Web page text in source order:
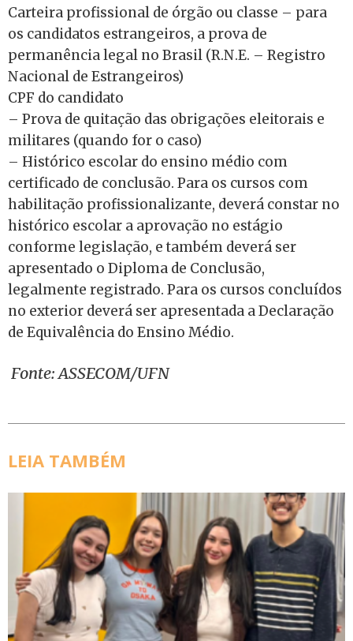
Carteira profissional de órgão ou classe – para
os candidatos estrangeiros, a prova de
permanência legal no Brasil (R.N.E. – Registro
Nacional de Estrangeiros)
CPF do candidato
– Prova de quitação das obrigações eleitorais e
militares (quando for o caso)
– Histórico escolar do ensino médio com
certificado de conclusão. Para os cursos com
habilitação profissionalizante, deverá constar no
histórico escolar a aprovação no estágio
conforme legislação, e também deverá ser
apresentado o Diploma de Conclusão,
legalmente registrado. Para os cursos concluídos
no exterior deverá ser apresentada a Declaração
de Equivalência do Ensino Médio.
Fonte: ASSECOM/UFN
LEIA TAMBÉM